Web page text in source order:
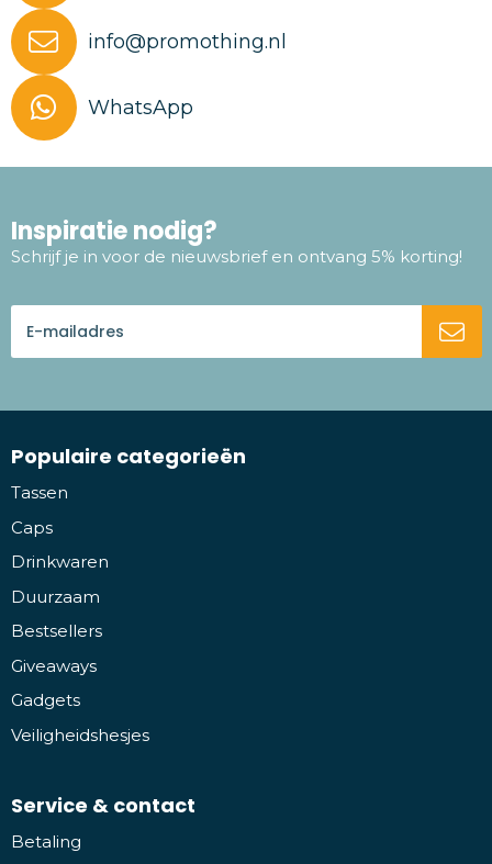
info@promothing.nl
WhatsApp
Inspiratie nodig?
Schrijf je in voor de nieuwsbrief en ontvang 5% korting!
Populaire categorieën
Tassen
Caps
Drinkwaren
Duurzaam
Bestsellers
Giveaways
Gadgets
Veiligheidshesjes
Service & contact
Betaling